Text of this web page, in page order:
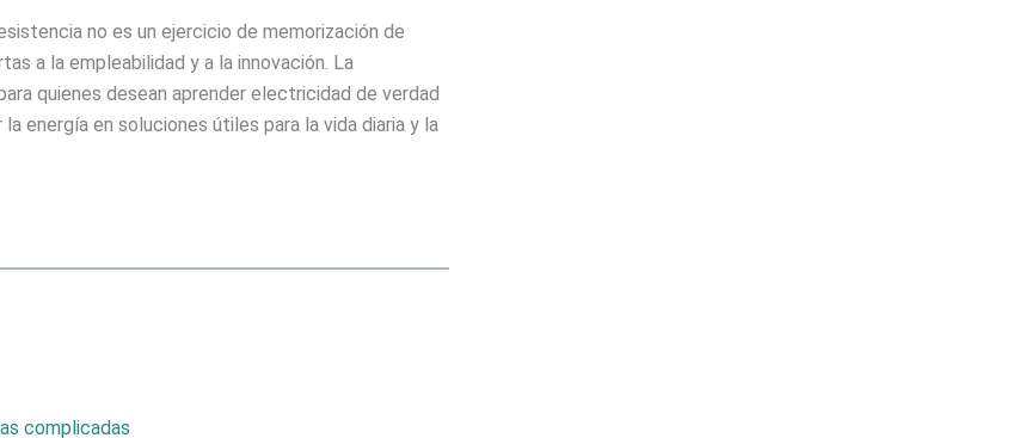
no es un ejercicio de memorización de
a la empleabilidad y a la innovación. La
quienes desean aprender electricidad de verdad
energía en soluciones útiles para la vida diaria y la
complicadas